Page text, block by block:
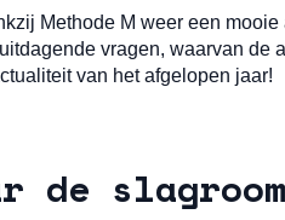
Methode M weer een
vragen, waarvan de
van het afgelopen jaar!